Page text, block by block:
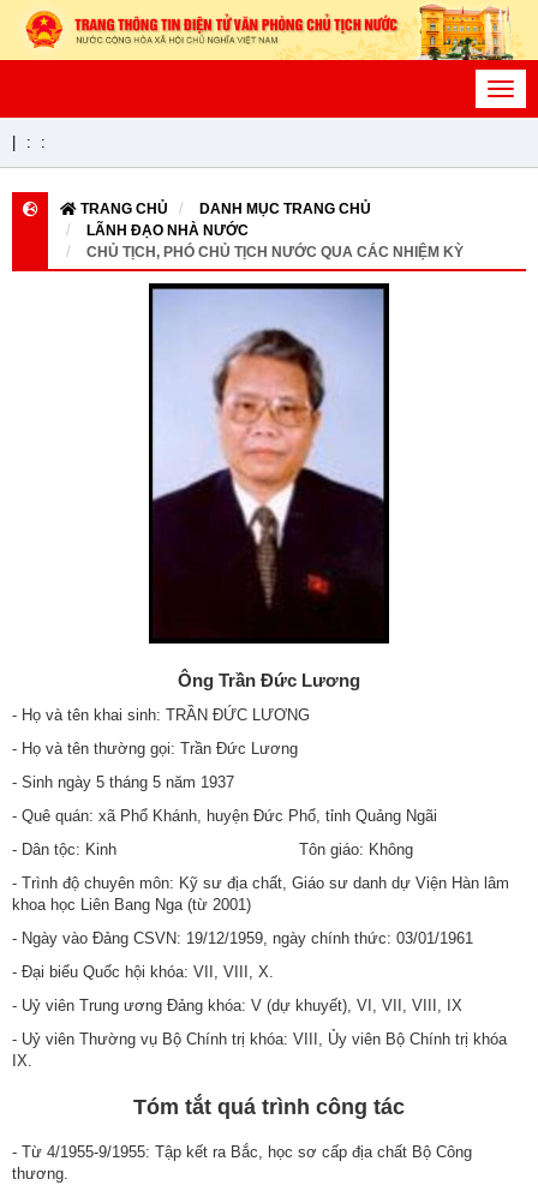
: :
TRANG CHỦ
DANH MỤC TRANG CHỦ
LÃNH ĐẠO NHÀ NƯỚC
CHỦ TỊCH, PHÓ CHỦ TỊCH NƯỚC QUA CÁC NHIỆM KỲ
Ông Trần Đức Lương
- Họ và tên khai sinh: TRẦN ĐỨC LƯƠNG
- Họ và tên thường gọi: Trần Đức Lương
- Sinh ngày 5 tháng 5 năm 1937
- Quê quán: xã Phổ Khánh, huyện Đức Phổ, tỉnh Quảng Ngãi
- Dân tộc: Kinh Tôn giáo: Không
- Trình độ chuyên môn: Kỹ sư địa chất, Giáo sư danh dự Viện Hàn lâm
khoa học Liên Bang Nga (từ 2001)
- Ngày vào Đảng CSVN: 19/12/1959, ngày chính thức: 03/01/1961
- Đại biểu Quốc hội khóa: VII, VIII, X.
- Uỷ viên Trung ương Đảng khóa: V (dự khuyết), VI, VII, VIII, IX
- Uỷ viên Thường vụ Bộ Chính trị khóa: VIII, Ủy viên Bộ Chính trị khóa
IX.
Tóm tắt quá trình công tác
- Từ 4/1955-9/1955: Tập kết ra Bắc, học sơ cấp địa chất Bộ Công
thương.